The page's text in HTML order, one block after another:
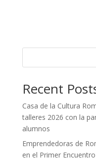
Recent
Casa de la Cultura
talleres 2026 con la
alumnos
Emprendedoras de
en el Primer